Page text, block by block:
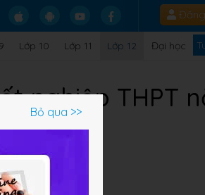
Lớp 10 Lớp 11 Lớp 12 Đại học
nghiệp THPT
Bỏ qua >>